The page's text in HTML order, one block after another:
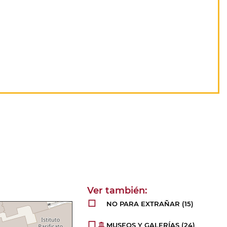
NO PARA EXTRAÑAR (15)
MUSEOS Y GALERÍAS (24)